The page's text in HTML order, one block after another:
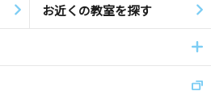
お近くの教室を探す